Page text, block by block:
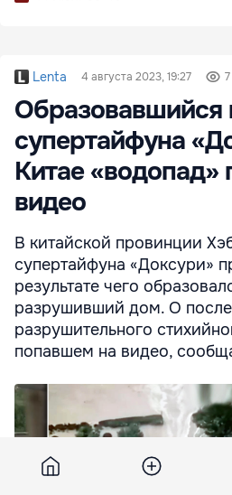
Lenta 4 августа 2023, 19:27
Образовавшийся
супертайфуна
Китае «водопад»
видео
В китайской провинции
супертайфуна «Доксури»
результате чего
разрушивший дом. О
разрушительного
попавшем на видео,